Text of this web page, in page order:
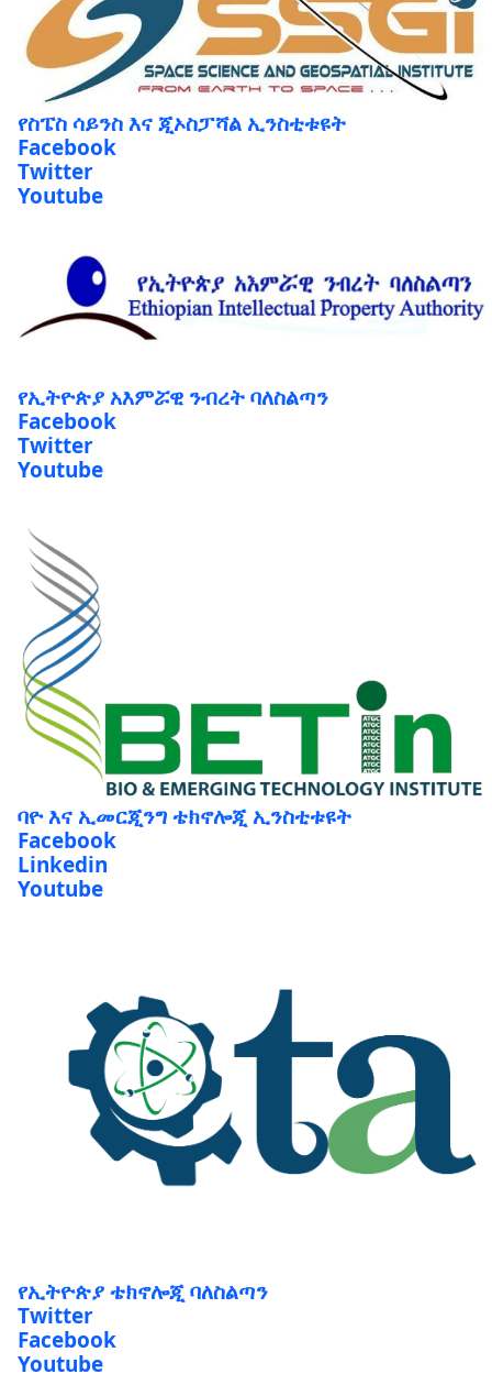
የስፔስ ሳይንስ እና ጂኦስፓሻል ኢንስቲቱዩት
Facebook
Twitter
Youtube
Facebook
Twitter
Youtube
ባዮ እና ኢመርጂንግ ቴክኖሎጂ ኢንስቲቱዩት
Facebook
Linkedin
Youtube
Twitter
Facebook
Youtube